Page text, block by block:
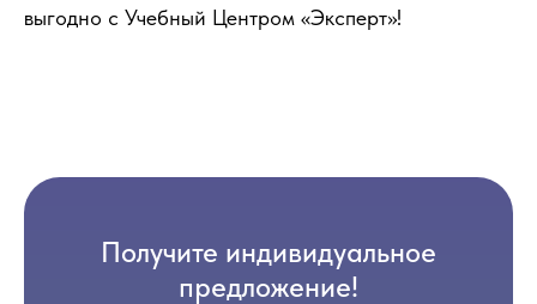
выгодно с Учебный Центром «Эксперт»!
Получите индивидуальное
предложение!